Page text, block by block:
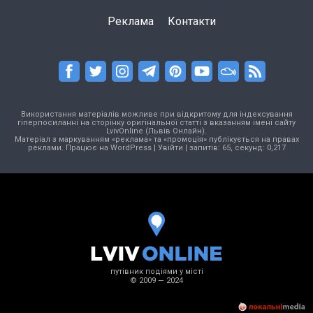
Реклама Контакти
Використання матеріалів можливе при відкритому для індексування
гіперпосиланні на сторінку оригінальної статті з вказанням імені сайту
LvivOnline (Львів Онлайн).
Матеріал з маркуванням «реклама» та «промоція» публікується на правах
реклами. Працює на WordPress| Увійти | запитів: 65, секунд: 0,217
путівник подіями у місті
© 2009 — 2024